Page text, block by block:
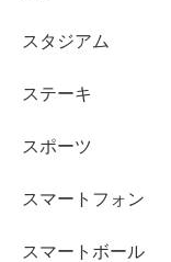
スタジアム
ステーキ
スポーツ
スマートフォン
スマートボール